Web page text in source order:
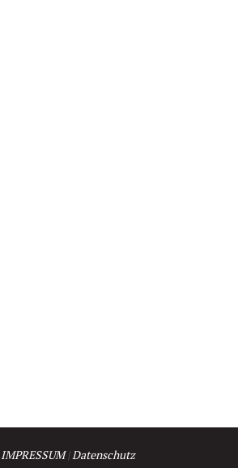
IMPRESSUM |Datenschutz